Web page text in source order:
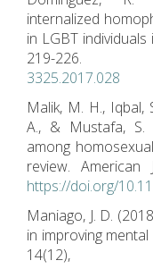
internalized
in LGBT
219-226.
3325.2017.028
Malik, M. H., Iqbal,
A., & Mustafa, S.
among
review.
https://doi.org/
Maniago, J. D.
in improving